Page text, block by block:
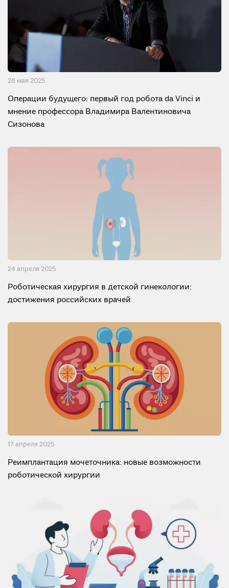
28 мая 2025
Операции будущего: первый год робота da Vinci и
мнение профессора Владимира Валентиновича
Сизонова
24 апреля 2025
Роботическая хирургия в детской гинекологии:
достижения российских врачей
17 апреля 2025
Реимплантация мочеточника: новые возможности
роботической хирургии